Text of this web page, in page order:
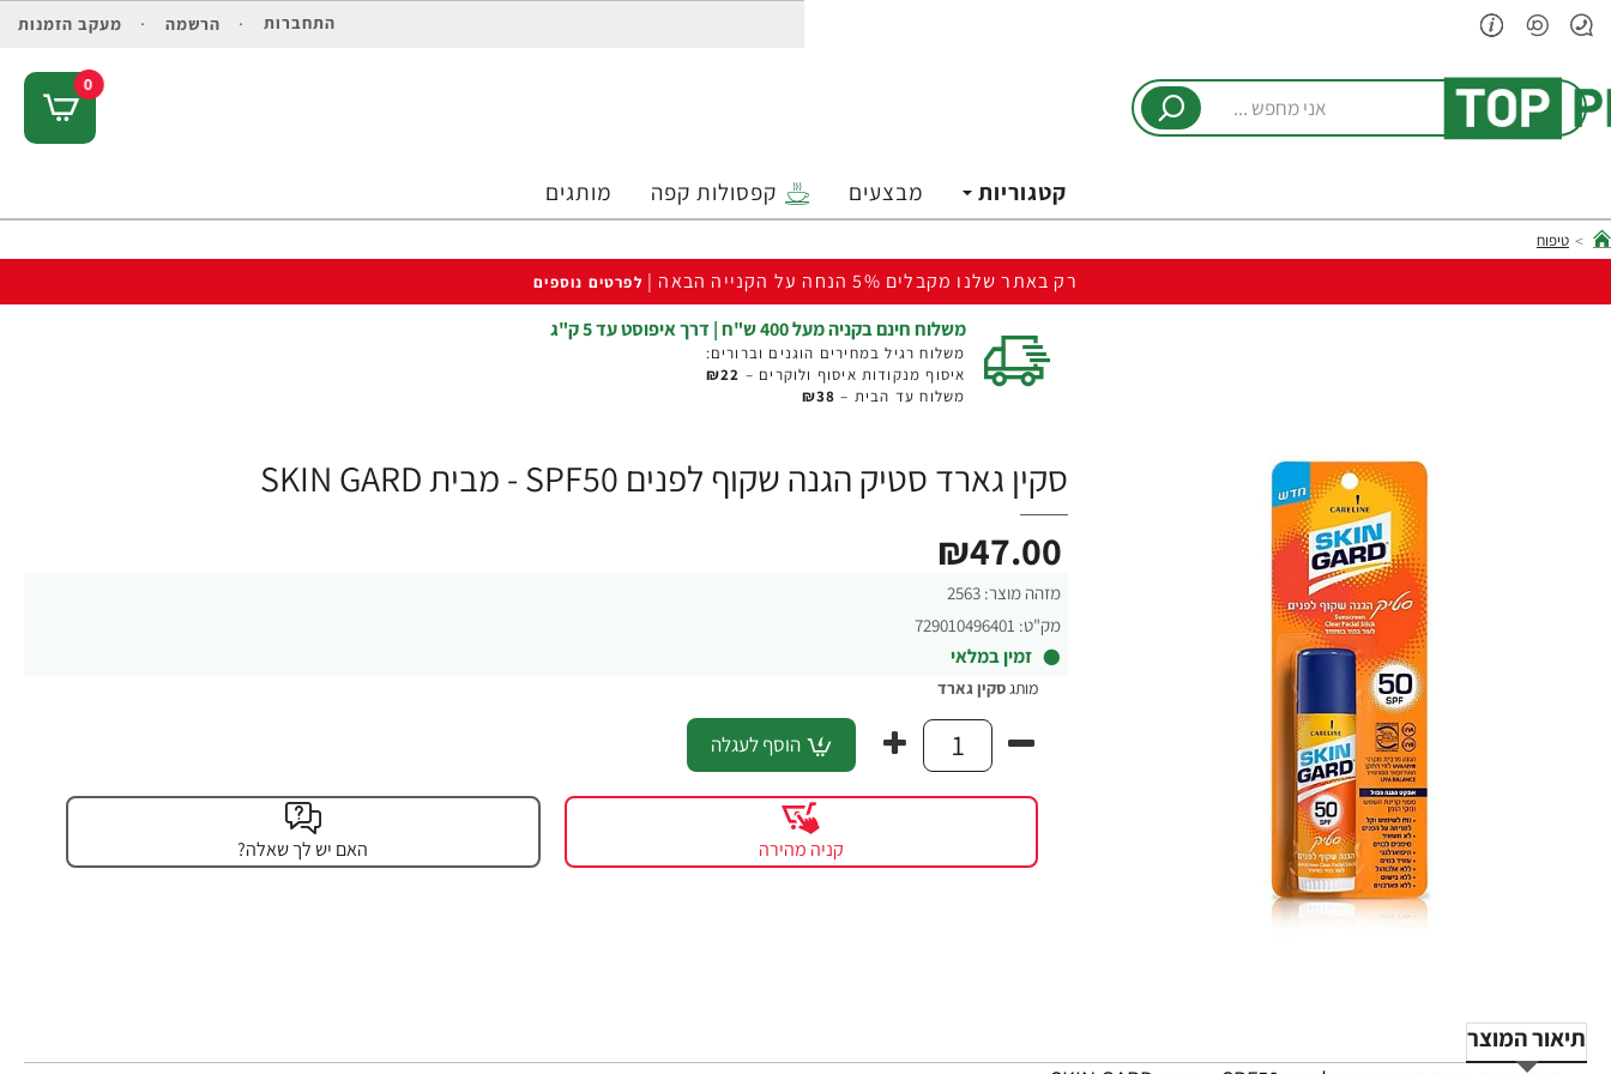
התחברות הרשמה מעקב הזמנות
מחפש
0
קטגוריות מבצעים קפסולות קפה מותגים
home
טיפוח
רק באתר שלנו מקבלים 5% הנחה על הקנייה הבאה | לפרטים נוספים
משלוח חינם בקניה מעל 400 ש"ח | דרך איפוסט עד 5 ק"ג
משלוח רגיל במחירים הוגנים וברורים:
איסוף מנקודות איסוף ולוקרים – ₪22
משלוח עד הבית – ₪38
סקין גארד סטיק הגנה שקוף לפנים SPF50 - מבית SKIN GARD
מזהה מוצר: 2563
מק"ט: 729010496401
זמין במלאי
₪47.00
מותגסקין גארד
הוסף לעגלה
קניה מהירה האם יש לך שאלה?
תיאור המוצר